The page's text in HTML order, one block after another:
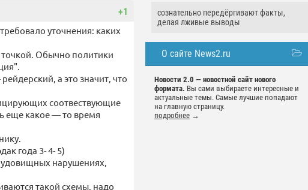
сознательно передёргивают факты,
делая лживые выводы
О сайте News2.ru
Новости 2.0 — новостной сайт нового
формата. Вы сами выбираете интересные и
актуальные темы. Самые лучшие попадают
на главную страницу.
подробнее →
+1
уточнения: каких
точкой. Обычно политики
а это значит, что
соотвествующие
еще какое — то время
года 3- 4- 5)
нарушениях,
такой схемы, надо